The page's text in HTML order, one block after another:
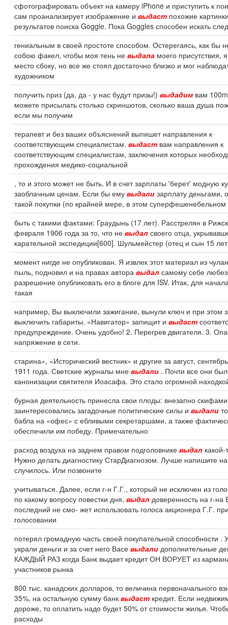
сфотографировать объект на камеру iPhone и приступить к
сам проанализирует изображение и выдаст похожие
результатов поиска Goggle. Пока Goggles способен искать
гениальным в своей простоте способом. Остерегаясь, как бы
собою факел, чтобы моя тень не выдала моего присутствия,
место сбоку, но все же стоял достаточно близко и мог
художником
получить приз (да, да - у нас будут призы!) выдадим вам
можете присылать столько скриншотов, сколько ваша душа
если мы получим
терапевт и без ваших объяснений выпишет направления к
соответствующим специалистам. выдаст вам направления к
соответствующим специалистам, заключения которых
прохождения медико-социальной
, то и этого может не быть. И в счет зарплаты 'берет' модную
заоблачным ценам. Если бы ему выдали зарплату деньгами,
такой покупки (по крайней мере, в этом
быть с такими фактами: Граудынь (17 лет). Расстрелян в
февраля 1906 года за то, что не выдал своего отца,
карательной экспедиции[600]. Шульмейстер (отец и сын 15
момент нигде не опубликован. Я извлек этот материал из
пыль, подновил и на правах автора выдал самому себе
разрешение опубликовать его в блоге для ISV. Итак, для
такая
например, Вы выключили зажигание, вынули ключ и при этом
выключить габариты. «Навигатор» запищит и выдаст
предупреждение. Очень удобно! 2. Перегрев двигателя. 3.
напряжение в сети.
старина», «Исторический вестник» и другие за август,
1911 года. Светские журналы мне выдали . Почти все они
канонизации святителя Иоасафа. Это стало огромной
бурная деятельность принесла свои плоды: внезапно скифами
заинтересовались загадочные политические силы и выдали
бабла на «офес» с ебливыми секретаршами, а также
обеспечили им победу. Примечательно
расход воздуха на заднем правом подголовнике выдал
Нужно делать диагностику СтарДиагнозом. Лучше напишите
случилось. Или позвоните
учитываться. Далее, если г-н Г.Г., который не исключен из
по какому вопросу повестки дня, выдал доверенность на г-на
последний не смо- жет использовать голоса акционера Г.Г.
голосовании
потерял громадную часть своей покупательной способности .
украли деньги и за счет него Васе выдали дополнительные
КАЖДЫЙ РАЗ когда Банк выдает кредит ОН ВОРУЕТ из
участников рынка
800 тыс. канадских долларов, то величина первоначального
35%, на остальную сумму банк выдаст кредит. Если
дороже, то оплатить надо будет 50% от стоимости жилья.
расходы